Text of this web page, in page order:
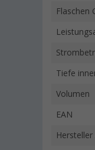
Flaschen
Tiefe
Volumen
EAN